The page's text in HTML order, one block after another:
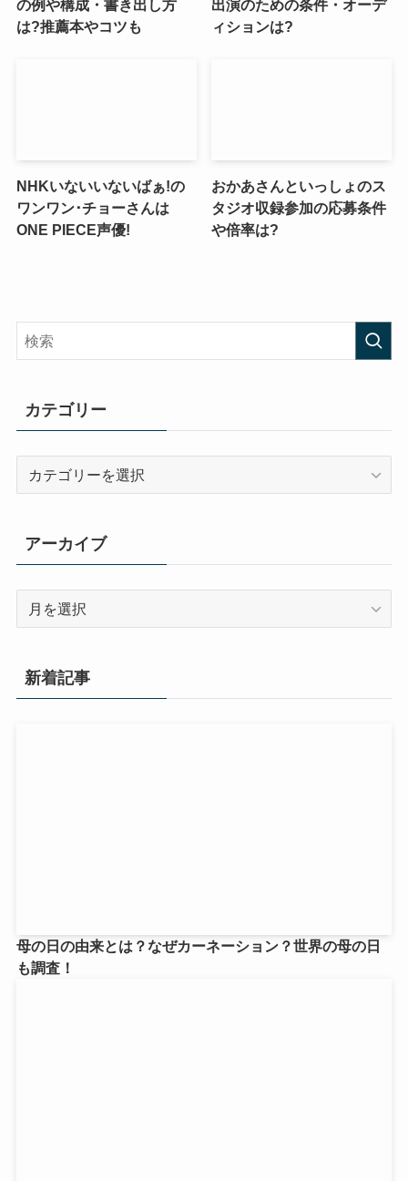
の例や構成・書き出し方
は?推薦本やコツも
出演のための条件・オーデ
ィションは?
NHKいないいないばぁ!の
ワンワン･チョーさんは
ONE PIECE声優!
おかあさんといっしょのス
タジオ収録参加の応募条件
や倍率は?
カテゴリー
リ
ー
アーカイブ
イ
ブ
新着記事
母の日の由来とは？なぜカーネーション？世界の母の日
も調査！